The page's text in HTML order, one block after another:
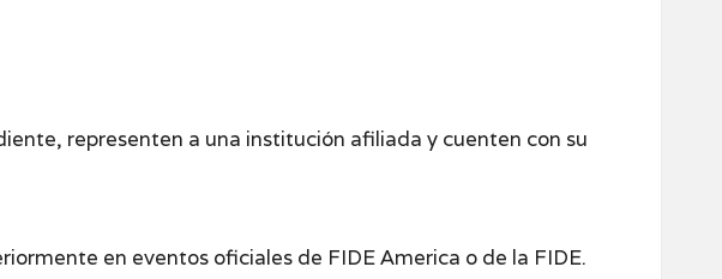
representen a una institución afiliada y cuenten con su
en eventos oficiales de FIDE America o de la FIDE.